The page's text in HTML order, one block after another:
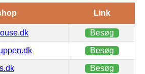
Link
Besøg
Besøg
Besøg